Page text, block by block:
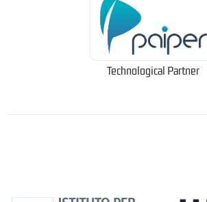
Technological Partner